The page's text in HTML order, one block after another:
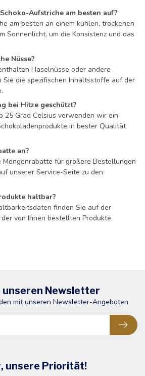
Aufstriche am besten auf?
am besten an einem kühlen, trockenen
Sonnenlicht, um die Konsistenz und das
Nüsse?
Haselnüsse oder andere
Sie die spezifischen Inhaltsstoffe auf der
bei Hitze geschützt?
25 Grad Celsius verwenden wir ein
in bester Qualität
an?
Mengenrabatte für größere Bestellungen
unserer Service-Seite zu den
haltbar?
finden Sie auf der
von Ihnen bestellten Produkte.
unsere Priorität!
unseren Newsletter
mit unseren Newsletter-Angeboten